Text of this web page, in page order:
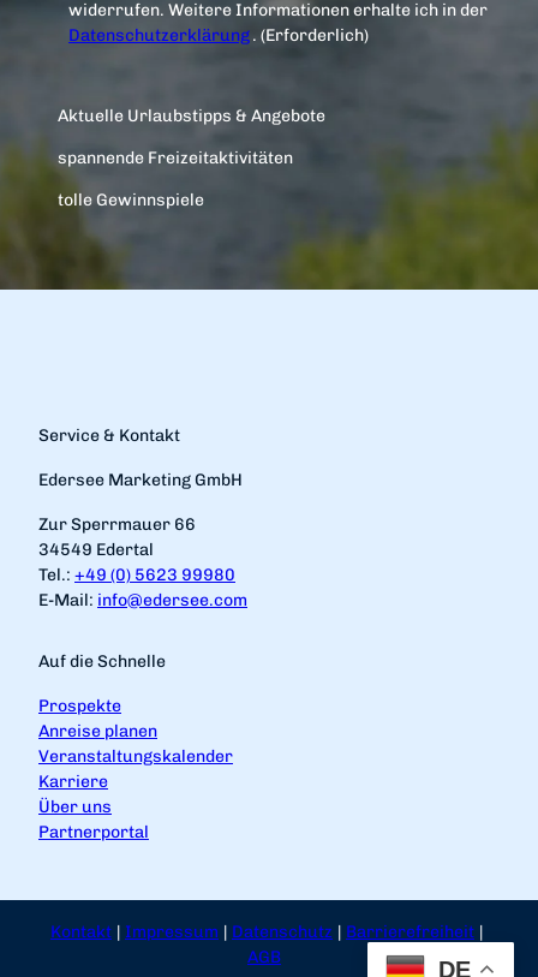
widerrufen. Weitere Informationen erhalte ich in der
Datenschutzerklärung.(Erforderlich)
Aktuelle Urlaubstipps & Angebote
spannende Freizeitaktivitäten
tolle Gewinnspiele
Service & Kontakt
Edersee Marketing GmbH
Zur Sperrmauer 66
34549 Edertal
Tel.: +49 (0) 5623 99980
E-Mail: info@edersee.com
Auf die Schnelle
Prospekte
Anreise planen
Veranstaltungskalender
Karriere
Über uns
Partnerportal
Kontakt Impressum Datenschutz
Barrierefreiheit
AGB
DE